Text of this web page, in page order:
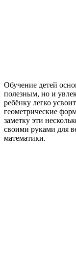
Обучение детей
полезным, но и
ребёнку легко
геометрические
заметку эти
своими руками для
математики.